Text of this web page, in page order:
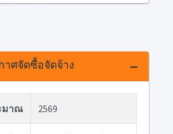
าศจัดซื้อจัดจ้าง
มาณ 2569